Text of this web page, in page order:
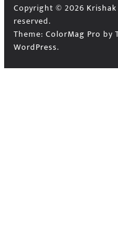
Copyright © 2026
reserved.
Theme: ColorMag Pro by
WordPress.